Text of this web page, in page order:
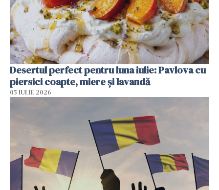
Desertul perfect pentru luna iulie: Pavlova cu
piersici coapte, miere și lavandă
05 IULIE 2026